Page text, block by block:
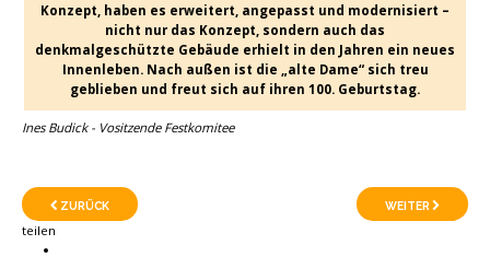
Konzept, haben es erweitert, angepasst und modernisiert –
nicht nur das Konzept, sondern auch das
denkmalgeschützte Gebäude erhielt in den Jahren ein neues
Innenleben. Nach außen ist die „alte Dame“ sich treu
geblieben und freut sich auf ihren 100. Geburtstag.
Ines Budick - Vositzende Festkomitee
ZURÜCK WEITER
teilen